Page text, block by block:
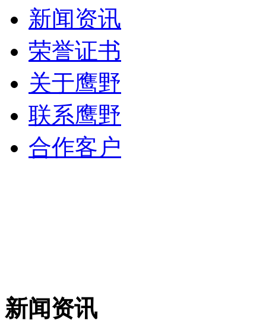
新闻资讯
荣誉证书
关于鹰野
联系鹰野
合作客户
新闻资讯